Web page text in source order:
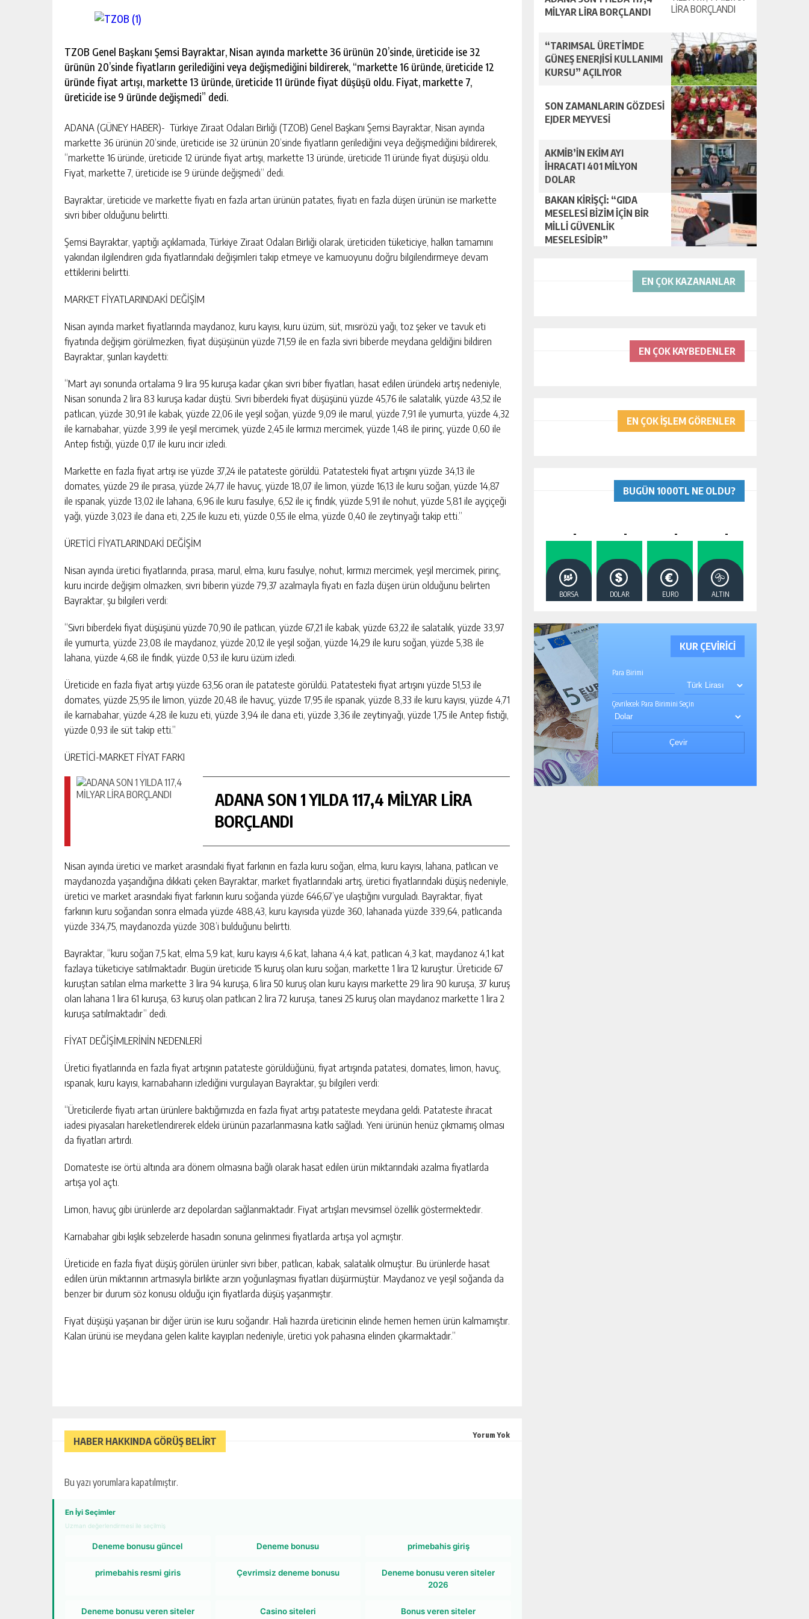
TZOB Genel Başkanı Şemsi Bayraktar, Nisan ayında markette 36 ürünün 20’sinde, üreticide ise 32
ürünün 20’sinde fiyatların gerilediğini veya değişmediğini bildirerek, “markette 16 üründe, üreticide 12
üründe fiyat artışı, markette 13 üründe, üreticide 11 üründe fiyat düşüşü oldu. Fiyat, markette 7,
üreticide ise 9 üründe değişmedi” dedi.
ADANA (GÜNEY HABER)- Türkiye Ziraat Odaları Birliği (TZOB) Genel Başkanı Şemsi Bayraktar, Nisan ayında
markette 36 ürünün 20’sinde, üreticide ise 32 ürünün 20’sinde fiyatların gerilediğini veya değişmediğini bildirerek,
“markette 16 üründe, üreticide 12 üründe fiyat artışı, markette 13 üründe, üreticide 11 üründe fiyat düşüşü oldu.
Fiyat, markette 7, üreticide ise 9 üründe değişmedi” dedi.
Bayraktar, üreticide ve markette fiyatı en fazla artan ürünün patates, fiyatı en fazla düşen ürünün ise markette
sivri biber olduğunu belirtti.
Şemsi Bayraktar, yaptığı açıklamada, Türkiye Ziraat Odaları Birliği olarak, üreticiden tüketiciye, halkın tamamını
yakından ilgilendiren gıda fiyatlarındaki değişimleri takip etmeye ve kamuoyunu doğru bilgilendirmeye devam
ettiklerini belirtti.
MARKET FİYATLARINDAKİ DEĞİŞİM
Nisan ayında market fiyatlarında maydanoz, kuru kayısı, kuru üzüm, süt, mısırözü yağı, toz şeker ve tavuk eti
fiyatında değişim görülmezken, fiyat düşüşünün yüzde 71,59 ile en fazla sivri biberde meydana geldiğini bildiren
Bayraktar, şunları kaydetti:
“Mart ayı sonunda ortalama 9 lira 95 kuruşa kadar çıkan sivri biber fiyatları, hasat edilen üründeki artış nedeniyle,
Nisan sonunda 2 lira 83 kuruşa kadar düştü. Sivri biberdeki fiyat düşüşünü yüzde 45,76 ile salatalık, yüzde 43,52 ile
patlıcan, yüzde 30,91 ile kabak, yüzde 22,06 ile yeşil soğan, yüzde 9,09 ile marul, yüzde 7,91 ile yumurta, yüzde 4,32
ile karnabahar, yüzde 3,99 ile yeşil mercimek, yüzde 2,45 ile kırmızı mercimek, yüzde 1,48 ile pirinç, yüzde 0,60 ile
Antep fıstığı, yüzde 0,17 ile kuru incir izledi.
Markette en fazla fiyat artışı ise yüzde 37,24 ile patateste görüldü. Patatesteki fiyat artışını yüzde 34,13 ile
domates, yüzde 29 ile pırasa, yüzde 24,77 ile havuç, yüzde 18,07 ile limon, yüzde 16,13 ile kuru soğan, yüzde 14,87
ile ıspanak, yüzde 13,02 ile lahana, 6,96 ile kuru fasulye, 6,52 ile iç fındık, yüzde 5,91 ile nohut, yüzde 5,81 ile ayçiçeği
yağı, yüzde 3,023 ile dana eti, 2,25 ile kuzu eti, yüzde 0,55 ile elma, yüzde 0,40 ile zeytinyağı takip etti.”
ÜRETİCİ FİYATLARINDAKİ DEĞİŞİM
Nisan ayında üretici fiyatlarında, pırasa, marul, elma, kuru fasulye, nohut, kırmızı mercimek, yeşil mercimek, pirinç,
kuru incirde değişim olmazken, sivri biberin yüzde 79,37 azalmayla fiyatı en fazla düşen ürün olduğunu belirten
Bayraktar, şu bilgileri verdi:
“Sivri biberdeki fiyat düşüşünü yüzde 70,90 ile patlıcan, yüzde 67,21 ile kabak, yüzde 63,22 ile salatalık, yüzde 33,97
ile yumurta, yüzde 23,08 ile maydanoz, yüzde 20,12 ile yeşil soğan, yüzde 14,29 ile kuru soğan, yüzde 5,38 ile
lahana, yüzde 4,68 ile fındık, yüzde 0,53 ile kuru üzüm izledi.
Üreticide en fazla fiyat artışı yüzde 63,56 oran ile patateste görüldü. Patatesteki fiyat artışını yüzde 51,53 ile
domates, yüzde 25,95 ile limon, yüzde 20,48 ile havuç, yüzde 17,95 ile ıspanak, yüzde 8,33 ile kuru kayısı, yüzde 4,71
ile karnabahar, yüzde 4,28 ile kuzu eti, yüzde 3,94 ile dana eti, yüzde 3,36 ile zeytinyağı, yüzde 1,75 ile Antep fıstığı,
yüzde 0,93 ile süt takip etti.”
ÜRETİCİ-MARKET FİYAT FARKI
ADANA SON 1 YILDA 117,4 MİLYAR LİRA
BORÇLANDI
Nisan ayında üretici ve market arasındaki fiyat farkının en fazla kuru soğan, elma, kuru kayısı, lahana, patlıcan ve
maydanozda yaşandığına dikkati çeken Bayraktar, market fiyatlarındaki artış, üretici fiyatlarındaki düşüş nedeniyle,
üretici ve market arasındaki fiyat farkının kuru soğanda yüzde 646,67’ye ulaştığını vurguladı. Bayraktar, fiyat
farkının kuru soğandan sonra elmada yüzde 488,43, kuru kayısıda yüzde 360, lahanada yüzde 339,64, patlıcanda
yüzde 334,75, maydanozda yüzde 308’i bulduğunu belirtti.
Bayraktar, “kuru soğan 7,5 kat, elma 5,9 kat, kuru kayısı 4,6 kat, lahana 4,4 kat, patlıcan 4,3 kat, maydanoz 4,1 kat
fazlaya tüketiciye satılmaktadır. Bugün üreticide 15 kuruş olan kuru soğan, markette 1 lira 12 kuruştur. Üreticide 67
kuruştan satılan elma markette 3 lira 94 kuruşa, 6 lira 50 kuruş olan kuru kayısı markette 29 lira 90 kuruşa, 37 kuruş
olan lahana 1 lira 61 kuruşa, 63 kuruş olan patlıcan 2 lira 72 kuruşa, tanesi 25 kuruş olan maydanoz markette 1 lira 2
kuruşa satılmaktadır” dedi.
FİYAT DEĞİŞİMLERİNİN NEDENLERİ
Üretici fiyatlarında en fazla fiyat artışının patateste görüldüğünü, fiyat artışında patatesi, domates, limon, havuç,
ıspanak, kuru kayısı, karnabaharın izlediğini vurgulayan Bayraktar, şu bilgileri verdi:
“Üreticilerde fiyatı artan ürünlere baktığımızda en fazla fiyat artışı patateste meydana geldi. Patateste ihracat
iadesi piyasaları hareketlendirerek eldeki ürünün pazarlanmasına katkı sağladı. Yeni ürünün henüz çıkmamış olması
da fiyatları artırdı.
Domateste ise örtü altında ara dönem olmasına bağlı olarak hasat edilen ürün miktarındaki azalma fiyatlarda
artışa yol açtı.
Limon, havuç gibi ürünlerde arz depolardan sağlanmaktadır. Fiyat artışları mevsimsel özellik göstermektedir.
Karnabahar gibi kışlık sebzelerde hasadın sonuna gelinmesi fiyatlarda artışa yol açmıştır.
Üreticide en fazla fiyat düşüş görülen ürünler sivri biber, patlıcan, kabak, salatalık olmuştur. Bu ürünlerde hasat
edilen ürün miktarının artmasıyla birlikte arzın yoğunlaşması fiyatları düşürmüştür. Maydanoz ve yeşil soğanda da
benzer bir durum söz konusu olduğu için fiyatlarda düşüş yaşanmıştır.
Fiyat düşüşü yaşanan bir diğer ürün ise kuru soğandır. Hali hazırda üreticinin elinde hemen hemen ürün kalmamıştır.
Kalan ürünü ise meydana gelen kalite kayıpları nedeniyle, üretici yok pahasına elinden çıkarmaktadır.”
HABER HAKKINDA GÖRÜŞ BELİRT
Yorum Yok
Bu yazı yorumlara kapatılmıştır.
En İyi Seçimler
Uzman değerlendirmesi ile seçilmiş
Deneme bonusu güncel Deneme bonusu primebahis giriş
primebahis resmi giris Çevrimsiz deneme bonusu
Deneme bonusu veren siteler
2026
Deneme bonusu veren siteler Casino siteleri Bonus veren siteler
MİLYAR LİRA BORÇLANDI
“TARIMSAL ÜRETİMDE
GÜNEŞ ENERJİSİ KULLANIMI
KURSU” AÇILIYOR
SON ZAMANLARIN GÖZDESİ
EJDER MEYVESİ
AKMİB’İN EKİM AYI
İHRACATI 401 MİLYON
DOLAR
BAKAN KİRİŞÇİ: “GIDA
MESELESİ BİZİM İÇİN BİR
MİLLİ GÜVENLİK
MESELESİDİR”
EN ÇOK KAZANANLAR
EN ÇOK KAYBEDENLER
EN ÇOK İŞLEM GÖRENLER
BUGÜN 1000TL NE OLDU?
-
BORSA
-
DOLAR
-
EURO
-
ALTIN
KUR ÇEVİRİCİ
Para Birimi
Çevrilecek Para Birimini Seçin
Çevir